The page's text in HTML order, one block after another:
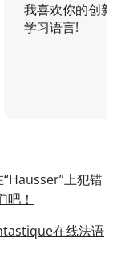
我喜欢你的创
学习语言!
上犯错
吧！
在线法语